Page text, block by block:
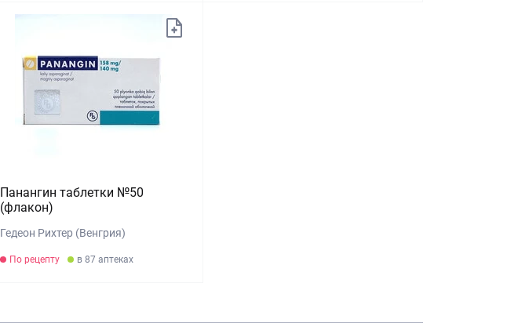
Панангин таблетки №50
(флакон)
Гедеон Рихтер (Венгрия)
По рецепту в 87 аптеках